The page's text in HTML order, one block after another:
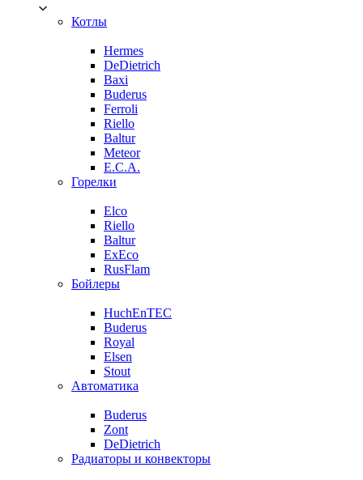
Котлы
Hermes
DeDietrich
Baxi
Buderus
Ferroli
Riello
Baltur
Meteor
E.C.A.
Горелки
Elco
Riello
Baltur
ExEco
RusFlam
Бойлеры
HuchEnTEC
Buderus
Royal
Elsen
Stout
Автоматика
Buderus
Zont
DeDietrich
Радиаторы и конвекторы